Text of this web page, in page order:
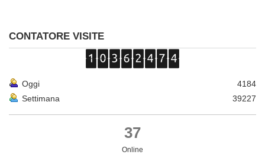
CONTATORE VISITE
Oggi
4184
Settimana
39227
37
Online